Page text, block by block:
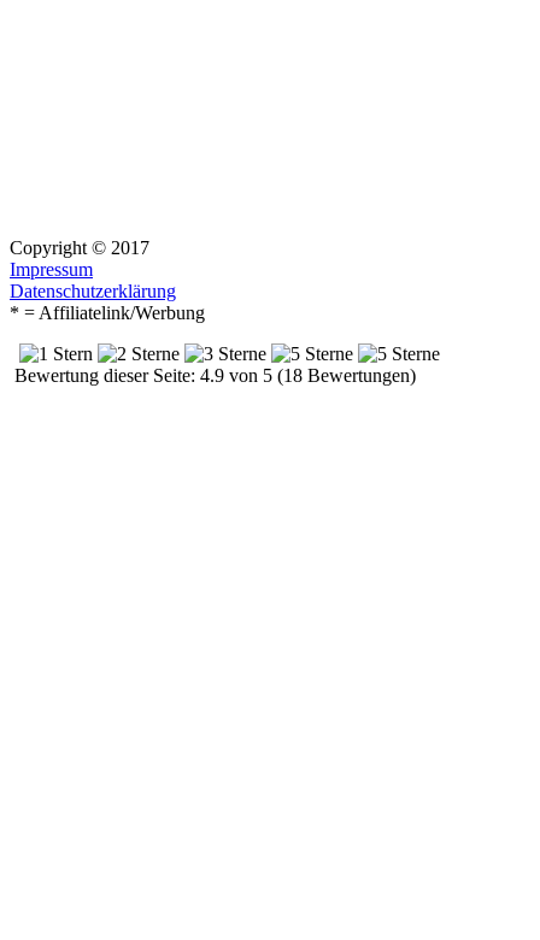
Copyright © 2017
Impressum
Datenschutzerklärung
* = Affiliatelink/Werbung
Bewertung dieser Seite: 4.9 von 5 (18 Bewertungen)